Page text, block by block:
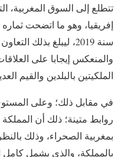
تتطلع إلى السوق المغربية،
إفريقيا، وهو ما اتضحت
سنة 2019، ليبلغ بذلك
والمنعكس إيجابا على
الملكيتين بالبلدين والقيم
في مقابل ذلك؛ وعلى
روابط متينة؛ ذلك أن المملكة
بمغربية الصحراء، وذلك
بالمملكة، والذي يشمل كامل